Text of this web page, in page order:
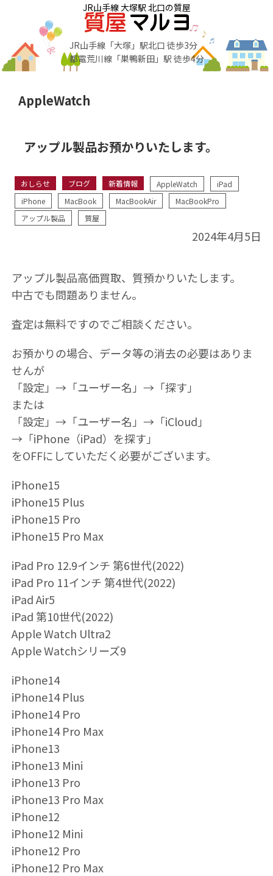
JR山手線 大塚駅 北口の質屋
JR山手線「大塚」駅北口 徒歩3分
都電荒川線「巣鴨新田」駅 徒歩4分
AppleWatch
アップル製品お預かりいたします。
おしらせ ブログ 新着情報 AppleWatch
iPad
iPhone
MacBook MacBookAir
MacBookPro
アップル製品
質屋
2024年4月5日
アップル製品高価買取、質預かりいたします。
中古でも問題ありません。
査定は無料ですのでご相談ください。
お預かりの場合、データ等の消去の必要はありま
せんが
「設定」→「ユーザー名」→「探す」
または
「設定」→「ユーザー名」→「iCloud」
→「iPhone（iPad）を探す」
をOFFにしていただく必要がございます。
iPhone15
iPhone15 Plus
iPhone15 Pro
iPhone15 Pro Max
iPad Pro 12.9インチ 第6世代(2022)
iPad Pro 11インチ 第4世代(2022)
iPad Air5
iPad 第10世代(2022)
Apple Watch Ultra2
Apple Watchシリーズ9
iPhone14
iPhone14 Plus
iPhone14 Pro
iPhone14 Pro Max
iPhone13
iPhone13 Mini
iPhone13 Pro
iPhone13 Pro Max
iPhone12
iPhone12 Mini
iPhone12 Pro
iPhone12 Pro Max